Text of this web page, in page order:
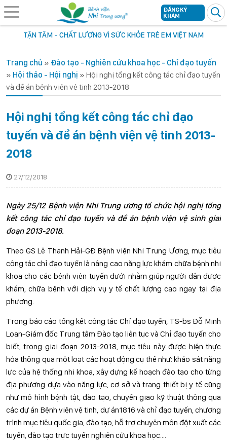
TẬN TÂM - CHẤT LƯỢNG VÌ SỨC KHỎE TRẺ EM VIỆT NAM
ĐĂNG KÝ
KHÁM
Trang chủ » Đào tạo - Nghiên cứu khoa học - Chỉ đạo tuyến
» Hội thảo - Hội nghị » Hội nghị tổng kết công tác chỉ đạo tuyến
và đề án bệnh viện vệ tinh 2013-2018
Hội nghị tổng kết công tác chỉ đạo
tuyến và đề án bệnh viện vệ tinh 2013-
2018
27/12/2018
Ngày 25/12 Bệnh viện Nhi Trung ương tổ chức hội nghị tổng
kết công tác chỉ đạo tuyến và đề án bệnh viện vệ sinh giai
đoạn 2013-2018.
Theo GS Lê Thanh Hải-GĐ Bệnh viện Nhi Trung Ương, mục tiêu
công tác chỉ đạo tuyến là nâng cao năng lực khám chữa bệnh nhi
khoa cho các bệnh viện tuyến dưới nhằm giúp người dân được
khám, chữa bệnh với dịch vụ y tế chất lượng cao ngay tại địa
phương.
Trong báo cáo tổng kết công tác Chỉ đạo tuyến, TS-bs Đỗ Minh
Loan-Giám đốc Trung tâm Đào tạo liên tục và Chỉ đạo tuyến cho
biết, trong giai đoạn 2013-2018, mục tiêu này được hiện thực
hóa thông qua một loạt các hoạt động cụ thể như: khảo sát năng
lực của hệ thống nhi khoa, xây dựng kế hoạch đào tạo cho từng
địa phương dựa vào năng lực, cơ sở và trang thiết bị y tế cũng
như mô hình bệnh tật, đào tạo, chuyển giao kỹ thuật thông qua
các dự án Bệnh viện vệ tinh, dự án1816 và chỉ đạo tuyến, chương
trình mục tiêu quốc gia, đào tạo, hỗ trợ chuyên môn đột xuất các
tuyến, đào tạo trực tuyến nghiên cứu khoa học....